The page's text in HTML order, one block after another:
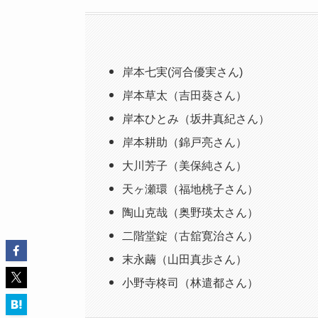
岸本七実(河合優実さん)
岸本草太（吉田葵さん）
岸本ひとみ（坂井真紀さん）
岸本耕助（錦戸亮さん）
大川芳子（美保純さん）
天ヶ瀬環（福地桃子さん）
陶山克哉（奥野瑛太さん）
二階堂錠（古舘寛治さん）
末永繭（山田真歩さん）
小野寺柊司（林遣都さん）